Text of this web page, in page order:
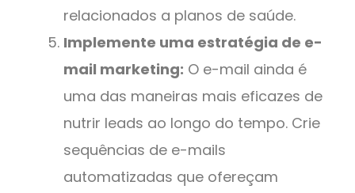
relacionados a planos de saúde.
Implemente uma estratégia de e-
mail marketing: O e-mail ainda é
uma das maneiras mais eficazes de
nutrir leads ao longo do tempo. Crie
sequências de e-mails
automatizadas que ofereçam